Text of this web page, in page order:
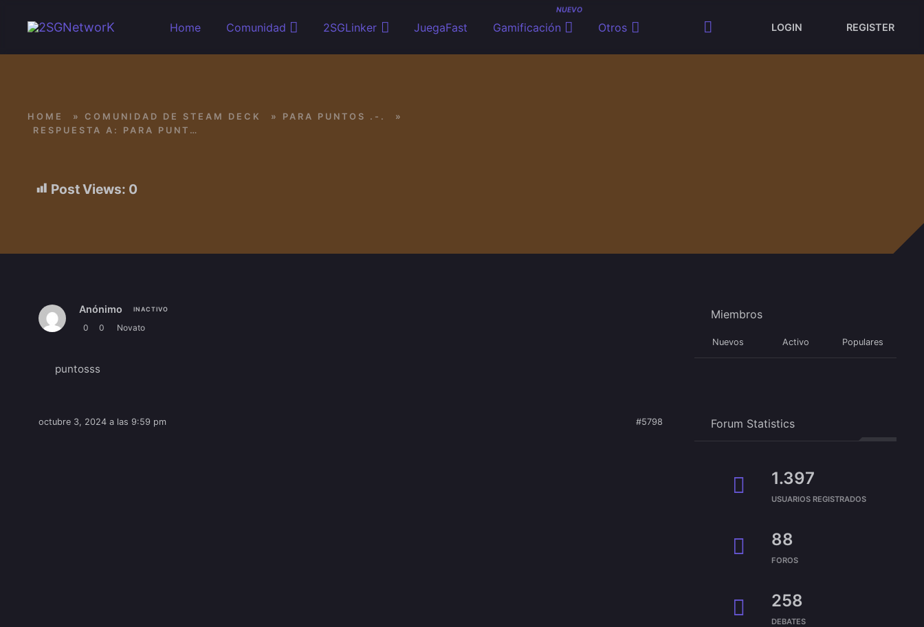
Home
Comunidad 2SGLinker JuegaFast Gamificación
NUEVO
Otros LOGIN REGISTER
Post Views: 0
HOME » COMUNIDAD DE STEAM DECK » PARA PUNTOS .-.
»
RESPUESTA A: PARA PUNTOS .-.
Anónimo INACTIVO
0 0 Novato
puntosss
octubre 3, 2024 a las 9:59 pm #5798
Miembros
Nuevos Activo Populares
Forum Statistics
1.397
USUARIOS REGISTRADOS
88
FOROS
258
DEBATES